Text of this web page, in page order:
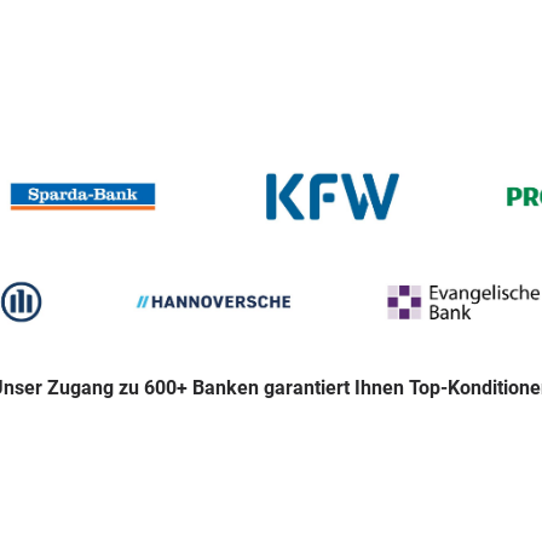
Zugang zu 600+ Banken garantiert Ihnen Top-